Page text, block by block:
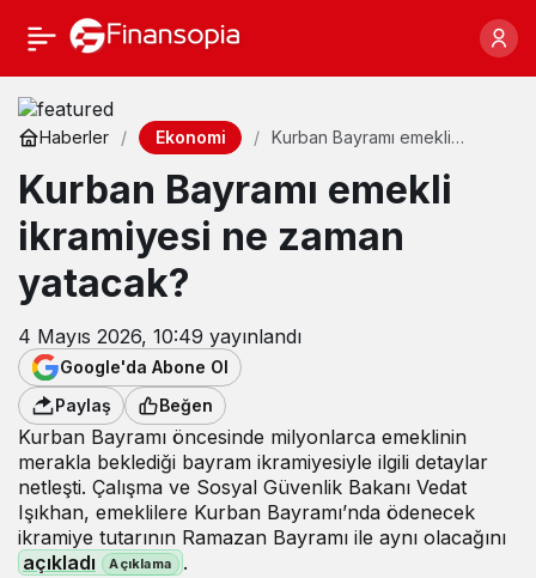
Haberler Ekonomi
Kurban Bayramı emekli
Kurban Bayramı emekli
ikramiyesi ne zaman
yatacak?
4 Mayıs 2026, 10:49 yayınlandı
Google'da Abone Ol
Paylaş
Beğen
Kurban Bayramı öncesinde milyonlarca emeklinin
merakla beklediği bayram ikramiyesiyle ilgili detaylar
netleşti. Çalışma ve Sosyal Güvenlik Bakanı Vedat
Işıkhan, emeklilere Kurban Bayramı’nda ödenecek
ikramiye tutarının Ramazan Bayramı ile aynı olacağını
açıkladı
.